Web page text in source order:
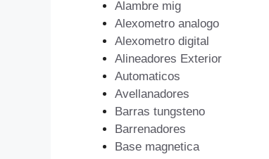
Alambre mig
Alexometro analogo
Alexometro digital
Alineadores Exterior
Automaticos
Avellanadores
Barras tungsteno
Barrenadores
Base magnetica